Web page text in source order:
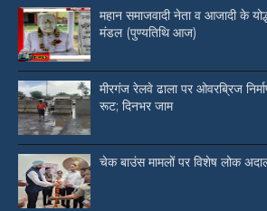
महान समाजवादी नेता व आजादी के
मंडल (पुण्यतिथि आज)
मीरगंज रेलवे ढाला पर ओवरब्रिज
रूट; दिनभर जाम
चेक बाउंस मामलों पर विशेष लोक